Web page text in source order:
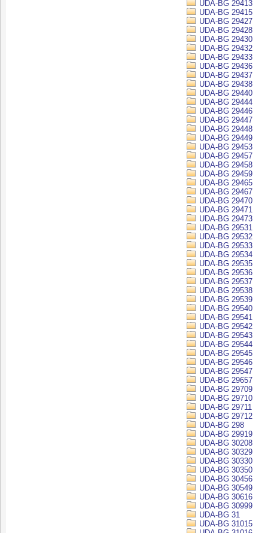
UDA-BG 29413
UDA-BG 29415
UDA-BG 29427
UDA-BG 29428
UDA-BG 29430
UDA-BG 29432
UDA-BG 29433
UDA-BG 29436
UDA-BG 29437
UDA-BG 29438
UDA-BG 29440
UDA-BG 29444
UDA-BG 29446
UDA-BG 29447
UDA-BG 29448
UDA-BG 29449
UDA-BG 29453
UDA-BG 29457
UDA-BG 29458
UDA-BG 29459
UDA-BG 29465
UDA-BG 29467
UDA-BG 29470
UDA-BG 29471
UDA-BG 29473
UDA-BG 29531
UDA-BG 29532
UDA-BG 29533
UDA-BG 29534
UDA-BG 29535
UDA-BG 29536
UDA-BG 29537
UDA-BG 29538
UDA-BG 29539
UDA-BG 29540
UDA-BG 29541
UDA-BG 29542
UDA-BG 29543
UDA-BG 29544
UDA-BG 29545
UDA-BG 29546
UDA-BG 29547
UDA-BG 29657
UDA-BG 29709
UDA-BG 29710
UDA-BG 29711
UDA-BG 29712
UDA-BG 298
UDA-BG 29919
UDA-BG 30208
UDA-BG 30329
UDA-BG 30330
UDA-BG 30350
UDA-BG 30456
UDA-BG 30549
UDA-BG 30616
UDA-BG 30999
UDA-BG 31
UDA-BG 31015